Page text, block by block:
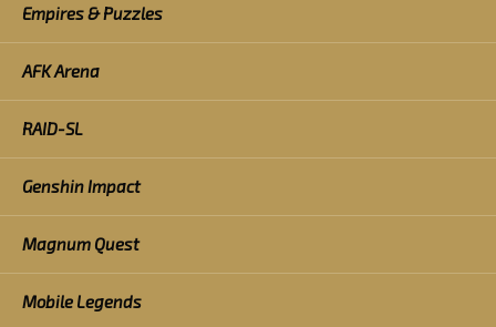
Empires & Puzzles
AFK Arena
RAID-SL
Genshin Impact
Magnum Quest
Mobile Legends